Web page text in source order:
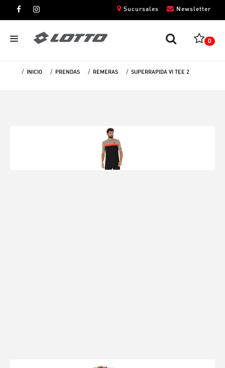
Newsletter
Sucursales
0
INICIO PRENDAS REMERAS SUPERRAPIDA VI TEE 2